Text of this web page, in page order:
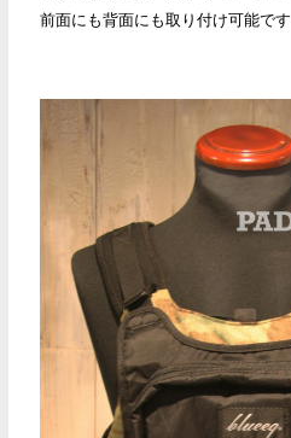
前面にも背面にも取り付け可能です